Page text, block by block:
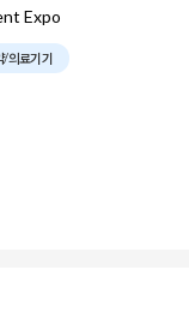
Expo
/의료기기